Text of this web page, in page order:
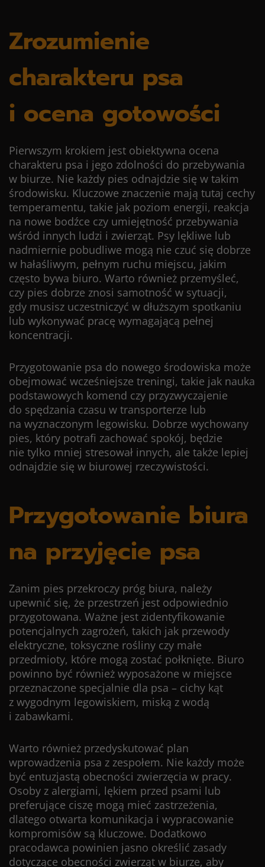
Zrozumienie
charakteru psa
i ocena gotowości
Pierwszym krokiem jest obiektywna ocena
charakteru psa i jego zdolności do przebywania
w biurze. Nie każdy pies odnajdzie się w takim
środowisku. Kluczowe znaczenie mają tutaj cechy
temperamentu, takie jak poziom energii, reakcja
na nowe bodźce czy umiejętność przebywania
wśród innych ludzi i zwierząt. Psy lękliwe lub
nadmiernie pobudliwe mogą nie czuć się dobrze
w hałaśliwym, pełnym ruchu miejscu, jakim
często bywa biuro. Warto również przemyśleć,
czy pies dobrze znosi samotność w sytuacji,
gdy musisz uczestniczyć w dłuższym spotkaniu
lub wykonywać pracę wymagającą pełnej
koncentracji.
Przygotowanie psa do nowego środowiska może
obejmować wcześniejsze treningi, takie jak nauka
podstawowych komend czy przyzwyczajenie
do spędzania czasu w transporterze lub
na wyznaczonym legowisku. Dobrze wychowany
pies, który potrafi zachować spokój, będzie
nie tylko mniej stresował innych, ale także lepiej
odnajdzie się w biurowej rzeczywistości.
Przygotowanie biura
na przyjęcie psa
Zanim pies przekroczy próg biura, należy
upewnić się, że przestrzeń jest odpowiednio
przygotowana. Ważne jest zidentyfikowanie
potencjalnych zagrożeń, takich jak przewody
elektryczne, toksyczne rośliny czy małe
przedmioty, które mogą zostać połknięte. Biuro
powinno być również wyposażone w miejsce
przeznaczone specjalnie dla psa – cichy kąt
z wygodnym legowiskiem, miską z wodą
i zabawkami.
Warto również przedyskutować plan
wprowadzenia psa z zespołem. Nie każdy może
być entuzjastą obecności zwierzęcia w pracy.
Osoby z alergiami, lękiem przed psami lub
preferujące ciszę mogą mieć zastrzeżenia,
dlatego otwarta komunikacja i wypracowanie
kompromisów są kluczowe. Dodatkowo
pracodawca powinien jasno określić zasady
dotyczące obecności zwierząt w biurze, aby